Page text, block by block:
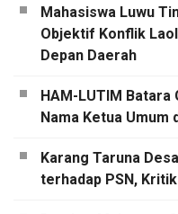
Mahasiswa Luwu
Objektif Konflik
Depan Daerah
HAM-LUTIM
Nama Ketua Umum
Karang Taruna
terhadap PSN,